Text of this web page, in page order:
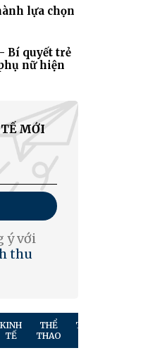
lựa chọn
Bí quyết trẻ
nữ hiện
MỚI
ý với
thu
KINH
TẾ
THỂ
THAO
TRUYỀN